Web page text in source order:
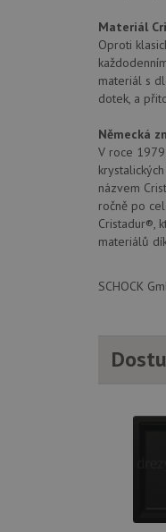
Materiál
Oproti
materiál s
dotek, a
Německá
V roce
názvem
ročně po
Cristadur®,
materiálů
SCHOCK
_ga_9T91YFLEPX
__Secure-YNID
test_cookie
__Secure-